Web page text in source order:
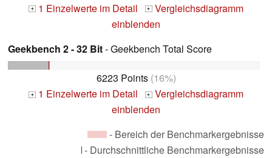
+ 1 Einzelwerte im Detail + Vergleichsdiagramm
einblenden
Geekbench 2 - 32 Bit- Geekbench Total Score
6223 Points(16%)
+ 1 Einzelwerte im Detail + Vergleichsdiagramm
einblenden
- Bereich der Benchmarkergebnisse
- Durchschnittliche Benchmarkergebnisse